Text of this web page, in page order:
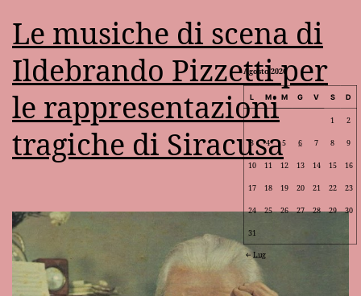
Le musiche di scena di
Ildebrando Pizzetti per
le rappresentazioni
tragiche di Siracusa
Agosto 2026
L M M G V S D
1 2
3 4 5 6 7 8 9
10 11 12 13 14 15 16
17 18 19 20 21 22 23
24 25 26 27 28 29 30
31
Lug